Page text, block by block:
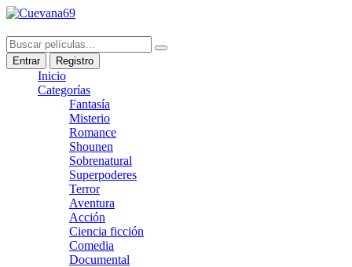
Entrar Registro
Inicio
Categorías
Fantasía
Misterio
Romance
Shounen
Sobrenatural
Superpoderes
Terror
Aventura
Acción
Ciencia ficción
Comedia
Documental